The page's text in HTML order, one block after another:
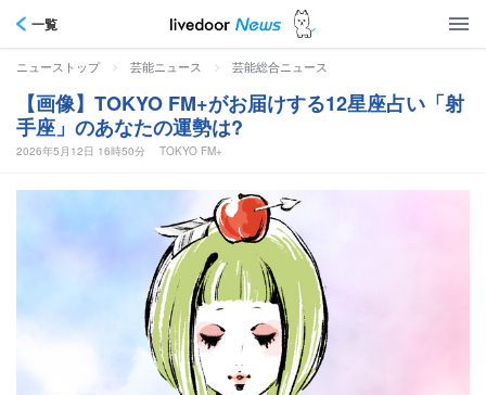
一覧
ニューストップ > 芸能ニュース > 芸能総合ニュース
【画像】TOKYO FM+がお届けする12星座占い「射
手座」のあなたの運勢は?
2026年5月12日 16時50分 TOKYO FM+